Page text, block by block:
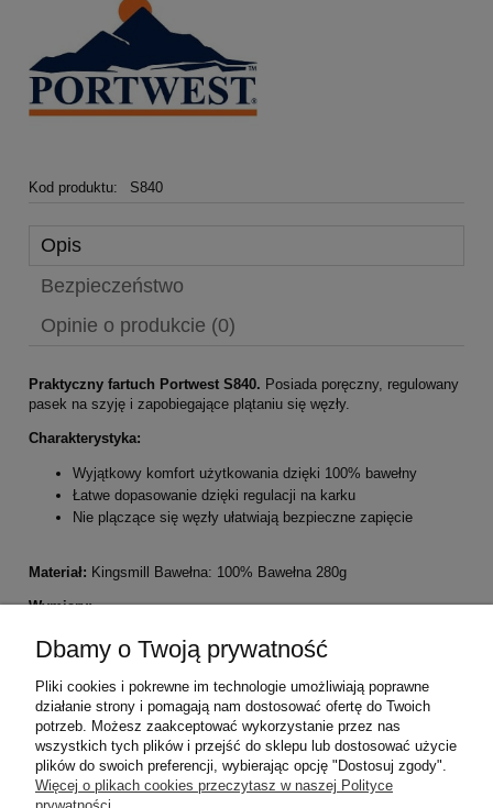
Kod produktu: S840
Opis
Bezpieczeństwo
Opinie o produkcie (0)
Praktyczny fartuch Portwest S840. Posiada poręczny, regulowany
pasek na szyję i zapobiegające plątaniu się węzły.
Charakterystyka:
Wyjątkowy komfort użytkowania dzięki 100% bawełny
Łatwe dopasowanie dzięki regulacji na karku
Nie plączące się węzły ułatwiają bezpieczne zapięcie
Materiał: Kingsmill Bawełna: 100% Bawełna 280g
Wymiary:
szerokość 72 cm
długość 95 cm
Kolor: czarny (dostępny również w kolorze granatowym i białym)
Pomoc
Dbamy o Twoją prywatność
Pliki cookies i pokrewne im technologie umożliwiają poprawne
działanie strony i pomagają nam dostosować ofertę do Twoich
potrzeb. Możesz zaakceptować wykorzystanie przez nas
wszystkich tych plików i przejść do sklepu lub dostosować użycie
plików do swoich preferencji, wybierając opcję "Dostosuj zgody".
Więcej o plikach cookies przeczytasz w naszej Polityce